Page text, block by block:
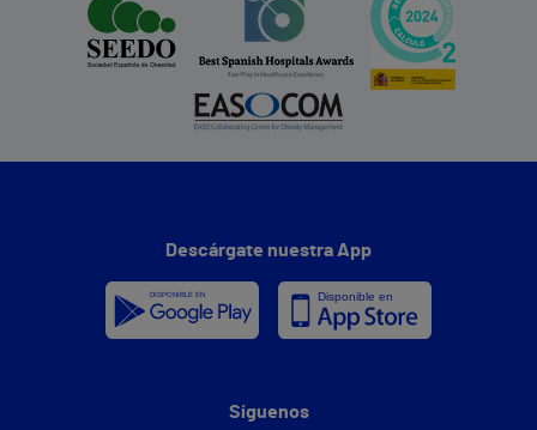
Descárgate nuestra App
Síguenos